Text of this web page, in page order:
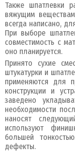
Также шпатлевки
вяжущим
всегда написано,
При выборе
совместимость с
оно планируется.
Принято сухие
штукатурки и
применяются для
конструкции и
заведено
необходимости
наносят
используют
большей
дефекты.